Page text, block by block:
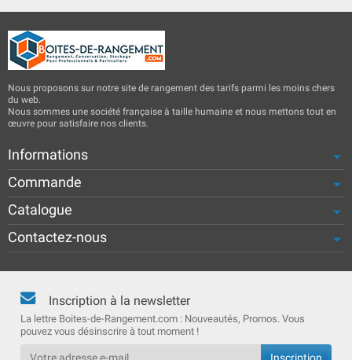
Nous proposons sur notre site de rangement des tarifs parmi les moins chers
du web.
Nous sommes une société française à taille humaine et nous mettons tout en
œuvre pour satisfaire nos clients.
Informations
Commande
Catalogue
Contactez-nous
Inscription à la newsletter
La lettre Boites-de-Rangement.com : Nouveautés, Promos. Vous
pouvez vous désinscrire à tout moment !